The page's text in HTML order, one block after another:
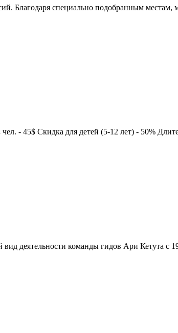
Благодаря специально подобранным местам,
- 45$ Скидка для детей (5-12 лет) - 50%
деятельности команды гидов Ари Кетута с